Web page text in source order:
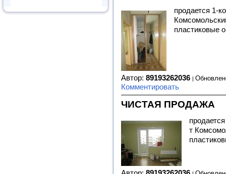
продается 1-
пластиковые
Автор: 89193262036
Комментировать
ЧИСТАЯ ПРОДАЖА
т